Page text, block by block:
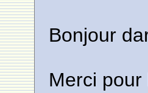
Bonjour
Merci